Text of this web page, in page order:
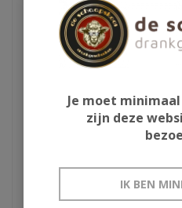
Sir Edmond Gin
Je moet
zijn deze
IK BEN